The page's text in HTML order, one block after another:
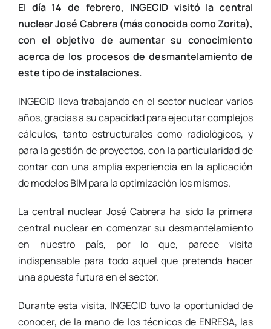
El día 14 de febrero, INGECID visitó la central
nuclear José Cabrera (más conocida como Zorita),
con el objetivo de aumentar su conocimiento
acerca de los procesos de desmantelamiento de
este tipo de instalaciones.
INGECID lleva trabajando en el sector nuclear varios
años, gracias a su capacidad para ejecutar complejos
cálculos, tanto estructurales como radiológicos, y
para la gestión de proyectos, con la particularidad de
contar con una amplia experiencia en la aplicación
de modelos BIM para la optimización los mismos.
La central nuclear José Cabrera ha sido la primera
central nuclear en comenzar su desmantelamiento
en nuestro país, por lo que, parece visita
indispensable para todo aquel que pretenda hacer
una apuesta futura en el sector.
Durante esta visita, INGECID tuvo la oportunidad de
conocer, de la mano de los técnicos de ENRESA, las